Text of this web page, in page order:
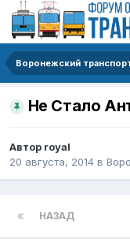
Воронежский
Не Стало
Автор royal
20 августа, 2014 в
НАЗАД